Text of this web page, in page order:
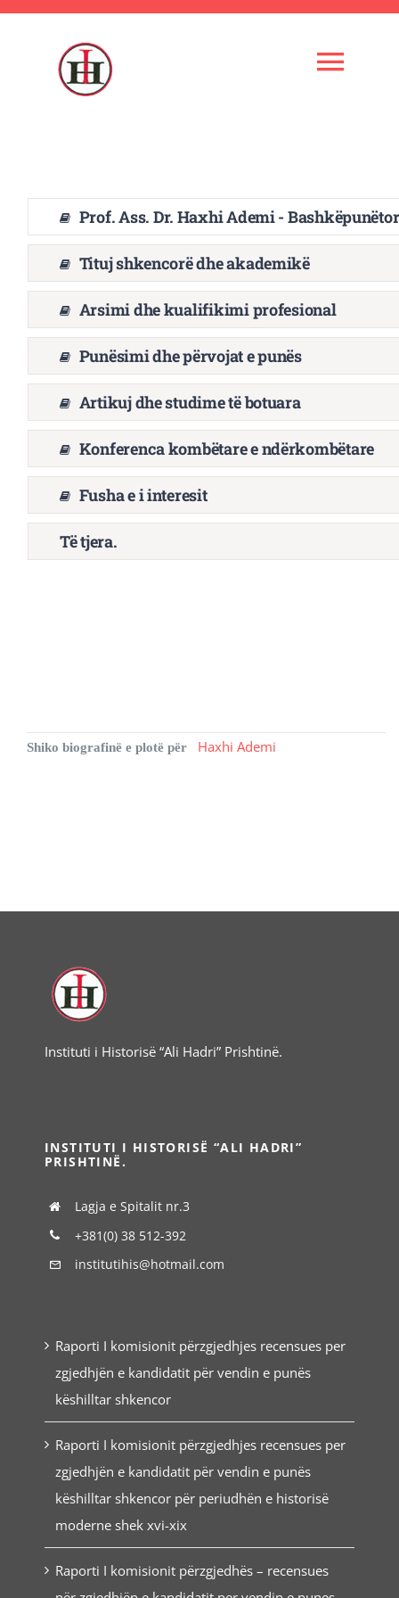
Skip
Kuadri shkencor
Administrata
Veprimtaria
Revista Kosova
Njoftimet & Konkurset
Kontakti
Prof. Ass. Dr. Haxhi Ademi -
Tituj shkencorë dhe akademikë
Arsimi dhe kualifikimi profesional
Punësimi dhe përvojat e punës
Artikuj dhe studime të botuara
Konferenca kombëtare e ndërkombëtare
Fusha e i interesit
Të tjera.
Shiko biografinë e plotë për Haxhi Ademi
Instituti i Historisë “Ali Hadri” Prishtinë.
INSTITUTI I HISTORISË “ALI HADRI”
PRISHTINË.
Lagja e Spitalit nr.3
+381(0) 38 512-392
institutihis@hotmail.com
Raporti I komisionit përzgjedhjes recensues per
zgjedhjën e kandidatit për vendin e punës
këshilltar shkencor
Raporti I komisionit përzgjedhjes recensues per
zgjedhjën e kandidatit për vendin e punës
këshilltar shkencor për periudhën e historisë
moderne shek xvi-xix
Raporti I komisionit përzgjedhës – recensues